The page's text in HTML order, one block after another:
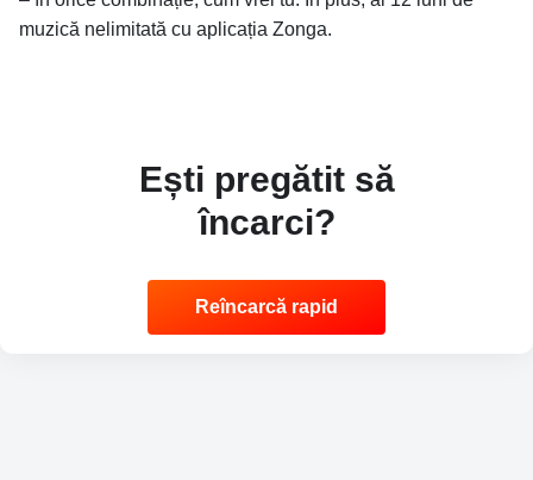
muzică nelimitată cu aplicația Zonga.
Ești pregătit să
încarci?
Reîncarcă rapid